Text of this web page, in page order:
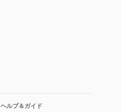
ヘルプ＆ガイド